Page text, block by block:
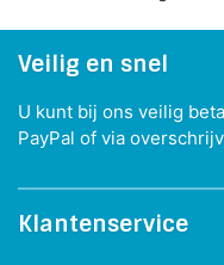
Veilig en snel
U kunt bij ons veilig
PayPal of via
Klantenservice